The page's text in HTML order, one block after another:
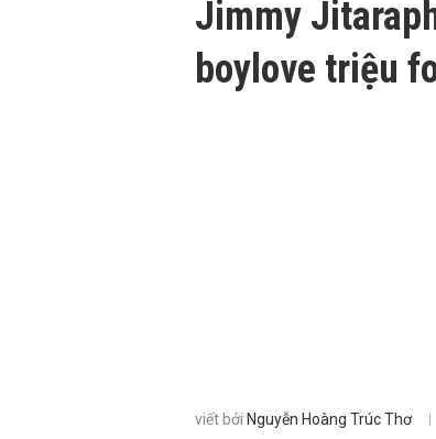
Jimmy
boylove triệu
viết bởi Nguyễn Hoàng Trúc Thơ